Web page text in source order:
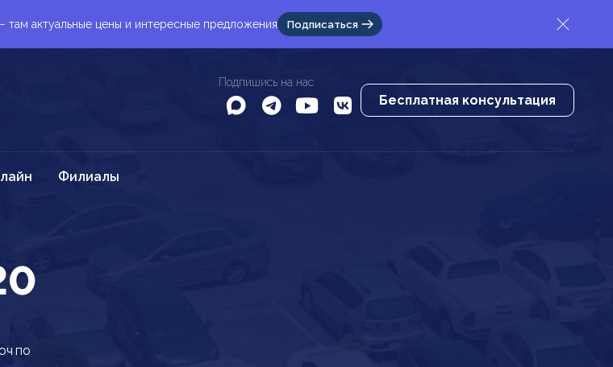
там актуальные цены и интересные предложения Подписаться
Подпишись на нас
Бесплатная консультация
Филиалы
по